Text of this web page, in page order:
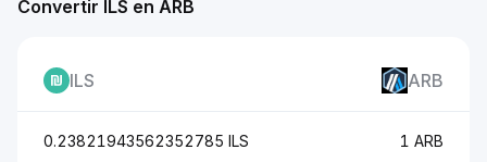
Convertir ILS en ARB
ILS ARB
0.23821943562352785 ILS 1 ARB